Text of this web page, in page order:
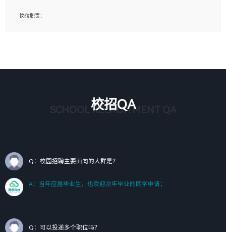
1、艺术设计类相关专业；（其中需求分析顾问不限专业）
岗位职责：
2. 熟悉 前端常用框架, 能独立完成设计给予的 UI 效果;
3. 有良好的代码习惯, 低级错误出现频率低;
7. 了解或熟悉 WebGL 及相关框架优先。
（岗位人员专职于行业应用解决方案、项目申报方案、投标方案的策划编写）
校招QA
SCHOOL RECRUITMENT QA
Q：校园招聘主要面向的人群是？
A：当年应届毕业生，也欢迎次年毕业的同学申请；
Q：可以投递多个职位吗？